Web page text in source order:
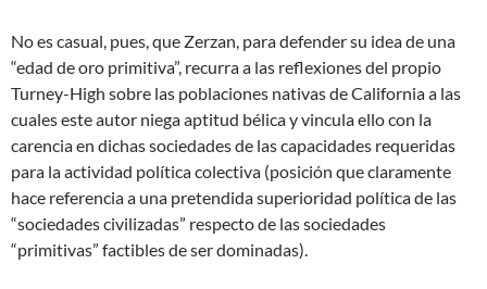
No es casual, pues, que Zerzan, para defender su idea de una
“edad de oro primitiva”, recurra a las reflexiones del propio
Turney-High sobre las poblaciones nativas de California a las
cuales este autor niega aptitud bélica y vincula ello con la
carencia en dichas sociedades de las capacidades requeridas
para la actividad política colectiva (posición que claramente
hace referencia a una pretendida superioridad política de las
“sociedades civilizadas” respecto de las sociedades
“primitivas” factibles de ser dominadas).